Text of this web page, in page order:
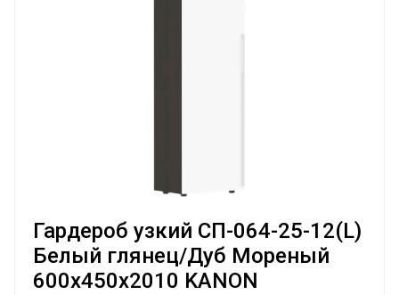
Гардероб узкий СП-064-25-12(L)
Белый глянец/Дуб Мореный
600х450х2010 KANON